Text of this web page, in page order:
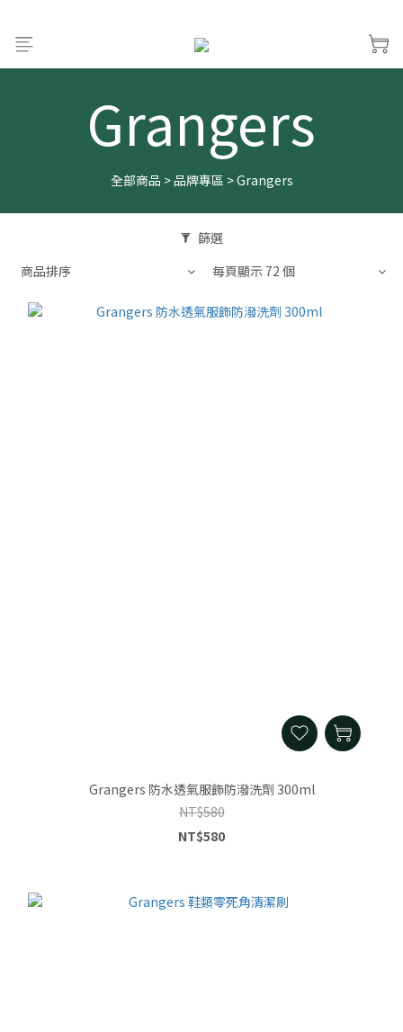
Grangers
全部商品 >品牌專區 >Grangers
篩選
商品排序
每頁顯示 72 個
Grangers 防水透氣服飾防潑洗劑 300ml
NT$580
NT$580